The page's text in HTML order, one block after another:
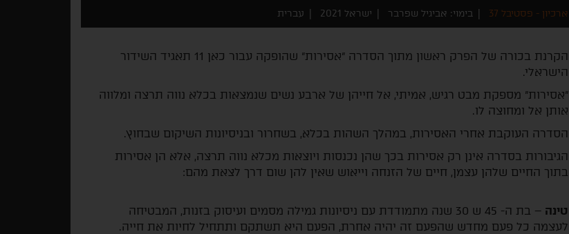
ארכיון - פסטיבל 37 בימוי: אביגיל שפרבר ישראל 2021 עברית
הקרנת בכורה של הפרק ראשון מתוך הסדרה "אסירות" שהופקה עבור כאן 11 תאגיד השידור
הישראלי.
"אסירות" מספקת מבט רגיש, אמיתי, אל חייהן של ארבע נשים שנמצאות בכלא נווה תרצה ומלווה
אותן אל ומחוצה לו.
הסדרה העוקבת אחרי האסירות, במהלך השהות בכלא, בשחרור ובניסיונות השיקום שבחוץ.
הגיבורות בסדרה אינן רק אסירות בכך שהן נכנסות ויוצאות מכלא נווה תרצה, אלא הן אסירות
בתוך החיים שלהן עצמן, חיים של הזנחה וייאוש שאין להן שום דרך לצאת מהם:
טינה
– בת ה- 45 ש 30 שנה מתמודדת עם ניסיונות גמילה מסמים ועיסוק בזנות, המבטיחה
לעצמה כל פעם מחדש שהפעם זה יהיה אחרת, הפעם היא תשתקם ותתחיל לחיות את חייה.